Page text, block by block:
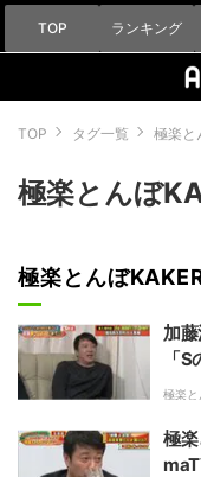
TOP ランキング
TOP タグ一覧 極楽と
極楽とんぼ
極楽とんぼ
加
「
極楽と
極